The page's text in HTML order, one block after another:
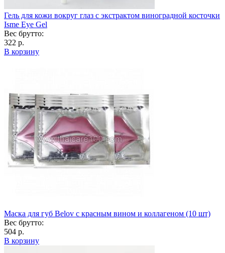
Гель для кожи вокруг глаз с экстрактом виноградной косточки
Isme Eye Gel
Вес брутто:
322 р.
В корзину
Маска для губ Belov с красным вином и коллагеном (10 шт)
Вес брутто:
504 р.
В корзину